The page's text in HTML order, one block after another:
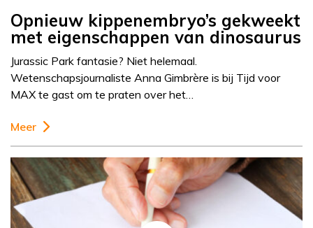
Opnieuw kippenembryo’s gekweekt
met eigenschappen van dinosaurus
Jurassic Park fantasie? Niet helemaal.
Wetenschapsjournaliste Anna Gimbrère is bij Tijd voor
MAX te gast om te praten over het…
Meer